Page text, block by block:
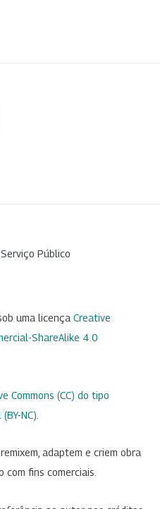
Público
uma licença Creative
ShareAlike 4.0
Commons (CC) do tipo
NC)
adaptem e criem obra
com fins comerciais.